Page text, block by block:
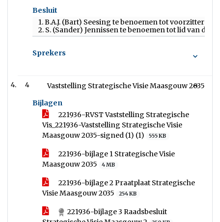
Besluit
1. B.A.J. (Bart) Seesing te benoemen tot voorzitter
2. S. (Sander) Jennissen te benoemen tot lid van de
Sprekers
4
Vaststelling Strategische Visie Maasgouw 2035
Bijlagen
221936-RVST Vaststelling Strategische
Vis_221936-Vaststelling Strategische Visie
Maasgouw 2035-signed (1) (1)
555 KB
221936-bijlage 1 Strategische Visie
Maasgouw 2035
4 MB
221936-bijlage 2 Praatplaat Strategische
Visie Maasgouw 2035
254 KB
221936-bijlage 3 Raadsbesluit